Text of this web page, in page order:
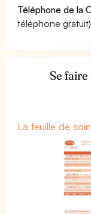
Téléphone de la
téléphone gratuit)
Se
La feuille de